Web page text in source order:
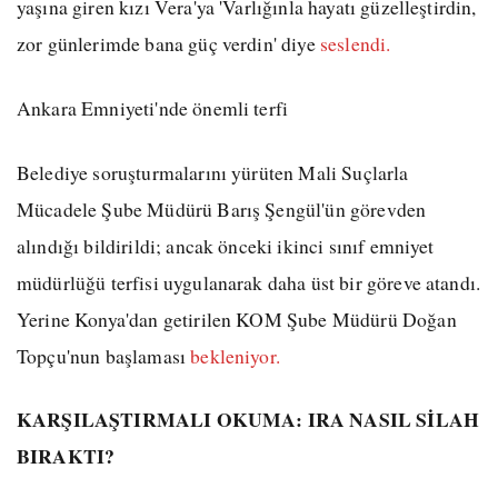
yaşına giren kızı Vera'ya 'Varlığınla hayatı güzelleştirdin,
zor günlerimde bana güç verdin' diye seslendi.
Ankara Emniyeti'nde önemli terfi
Belediye soruşturmalarını yürüten Mali Suçlarla
Mücadele Şube Müdürü Barış Şengül'ün görevden
alındığı bildirildi; ancak önceki ikinci sınıf emniyet
müdürlüğü terfisi uygulanarak daha üst bir göreve atandı.
Yerine Konya'dan getirilen KOM Şube Müdürü Doğan
Topçu'nun başlamasıbekleniyor.
KARŞILAŞTIRMALI OKUMA: IRA NASIL SİLAH
BIRAKTI?